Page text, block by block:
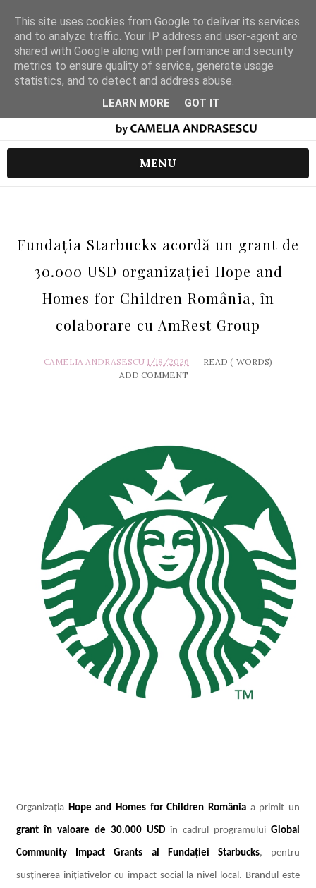
MENU
Fundația Starbucks acordă un grant de
30.000 USD organizației Hope and
Homes for Children România, în
colaborare cu AmRest Group
CAMELIA ANDRASESCU 1/18/2026 READ ( WORDS)
ADD COMMENT
Organizația Hope and Homes for Children Româniaa primit un
grant în valoare de 30.000 USDîn cadrul programului Global
Community Impact Grants al Fundației Starbucks, pentru
susținerea inițiativelor cu impact social la nivel local. Brandul este
This site uses cookies from Google to deliver its services
and to analyze traffic. Your IP address and user-agent are
shared with Google along with performance and security
metrics to ensure quality of service, generate usage
statistics, and to detect and address abuse.
LEARN MORE GOT IT